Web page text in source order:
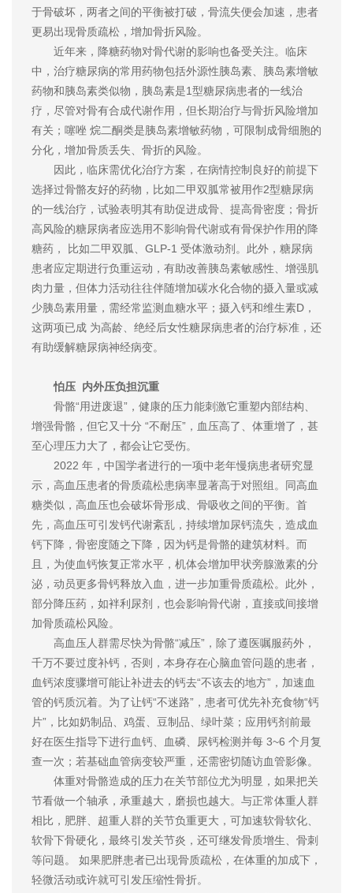
于骨破坏，两者之间的平衡被打破，骨流失便会加速，患者
更易出现骨质疏松，增加骨折风险。
近年来，降糖药物对骨代谢的影响也备受关注。临床
中，治疗糖尿病的常用药物包括外源性胰岛素、胰岛素增敏
药物和胰岛素类似物，胰岛素是1型糖尿病患者的一线治
疗，尽管对骨有合成代谢作用，但长期治疗与骨折风险增加
有关；噻唑 烷二酮类是胰岛素增敏药物，可限制成骨细胞的
分化，增加骨质丢失、骨折的风险。
因此，临床需优化治疗方案，在病情控制良好的前提下
选择过骨骼友好的药物，比如二甲双胍常被用作2型糖尿病
的一线治疗，试验表明其有助促进成骨、提高骨密度；骨折
高风险的糖尿病者应选用不影响骨代谢或有骨保护作用的降
糖药， 比如二甲双胍、GLP-1 受体激动剂。此外，糖尿病
患者应定期进行负重运动，有助改善胰岛素敏感性、增强肌
肉力量，但体力活动往往伴随增加碳水化合物的摄入量或减
少胰岛素用量，需经常监测血糖水平；摄入钙和维生素D，
这两项已成 为高龄、绝经后女性糖尿病患者的治疗标准，还
有助缓解糖尿病神经病变。
怕压 内外压负担沉重
骨骼“用进废退”，健康的压力能刺激它重塑内部结构、
增强骨骼，但它又十分 “不耐压”，血压高了、体重增了，甚
至心理压力大了，都会让它受伤。
2022 年，中国学者进行的一项中老年慢病患者研究显
示，高血压患者的骨质疏松患病率显著高于对照组。同高血
糖类似，高血压也会破坏骨形成、骨吸收之间的平衡。首
先，高血压可引发钙代谢紊乱，持续增加尿钙流失，造成血
钙下降，骨密度随之下降，因为钙是骨骼的建筑材料。而
且，为使血钙恢复正常水平，机体会增加甲状旁腺激素的分
泌，动员更多骨钙释放入血，进一步加重骨质疏松。此外，
部分降压药，如袢利尿剂，也会影响骨代谢，直接或间接增
加骨质疏松风险。
高血压人群需尽快为骨骼“减压”，除了遵医嘱服药外，
千万不要过度补钙，否则，本身存在心脑血管问题的患者，
血钙浓度骤增可能让补进去的钙去“不该去的地方”，加速血
管的钙质沉着。为了让钙“不迷路”，患者可优先补充食物“钙
片”，比如奶制品、鸡蛋、豆制品、绿叶菜；应用钙剂前最
好在医生指导下进行血钙、血磷、尿钙检测并每 3~6 个月复
查一次；若基础血管病变较严重，还需密切随访血管影像。
体重对骨骼造成的压力在关节部位尤为明显，如果把关
节看做一个轴承，承重越大，磨损也越大。与正常体重人群
相比，肥胖、超重人群的关节负重更大，可加速软骨软化、
软骨下骨硬化，最终引发关节炎，还可继发骨质增生、骨刺
等问题。 如果肥胖患者已出现骨质疏松，在体重的加成下，
轻微活动或许就可引发压缩性骨折。